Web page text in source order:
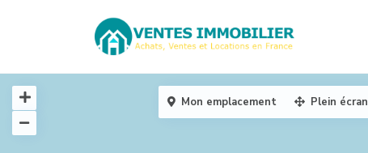
Mon emplacement Plein écran